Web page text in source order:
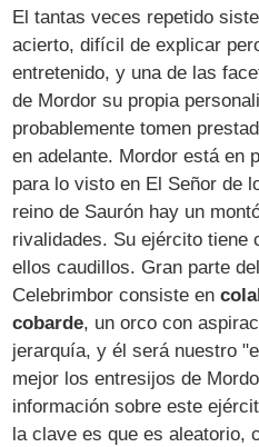
El tantas veces repetido
acierto, difícil de explicar
entretenido, y una de las
de Mordor su propia
probablemente tomen
en adelante. Mordor está en
para lo visto en El Señor de
reino de Saurón hay un
rivalidades. Su ejército tiene
ellos caudillos. Gran parte
Celebrimbor consiste en
cobarde, un orco con
jerarquía, y él será nuestro
mejor los entresijos de
información sobre este
la clave es que es aleatorio,